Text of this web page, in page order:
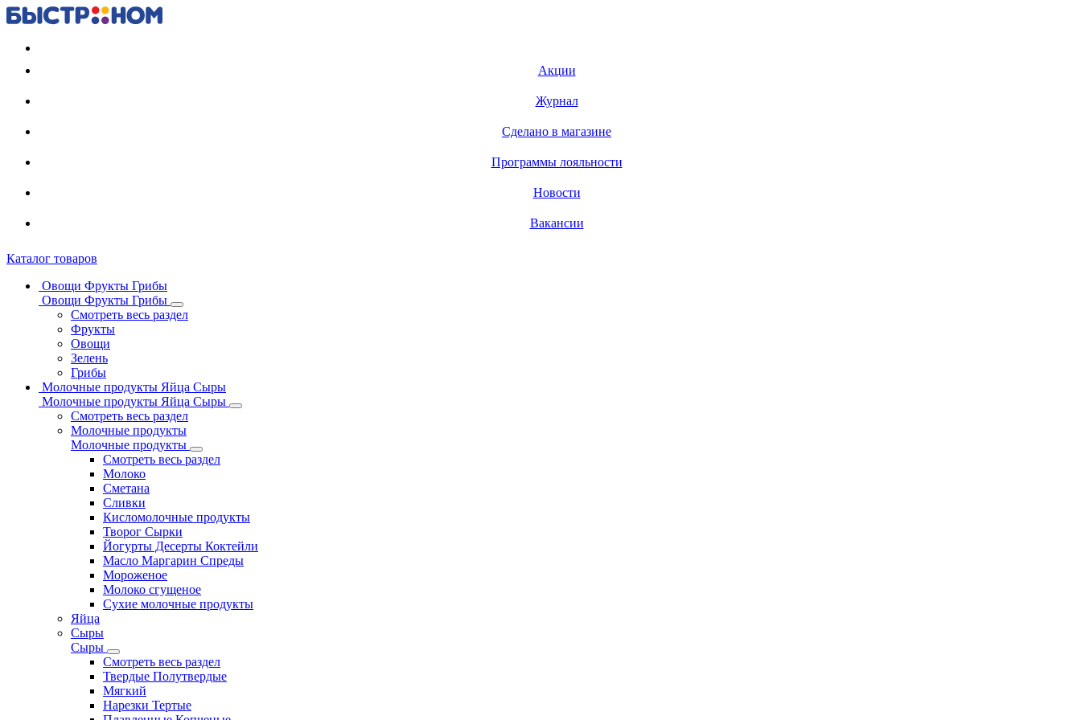
Акции
Журнал
Сделано в магазине
Программы лояльности
Новости
Вакансии
Каталог товаров
Овощи Фрукты Грибы
Овощи Фрукты Грибы
Смотреть весь раздел
Фрукты
Овощи
Зелень
Грибы
Молочные продукты Яйца Сыры
Молочные продукты Яйца Сыры
Смотреть весь раздел
Молочные продукты
Молочные продукты
Смотреть весь раздел
Молоко
Сметана
Сливки
Кисломолочные продукты
Творог Сырки
Йогурты Десерты Коктейли
Масло Маргарин Спреды
Мороженое
Молоко сгущеное
Сухие молочные продукты
Яйца
Сыры
Сыры
Смотреть весь раздел
Твердые Полутвердые
Мягкий
Нарезки Тертые